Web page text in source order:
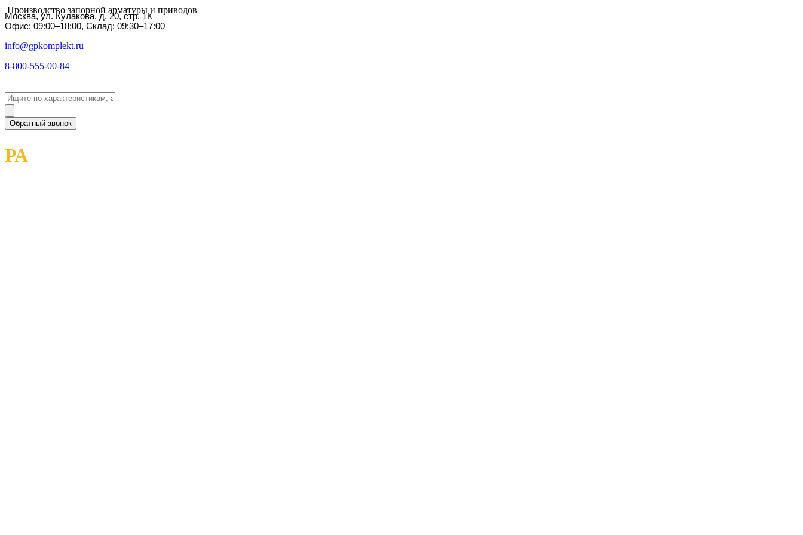
Производство запорной арматуры и приводов
Москва, ул. Кулакова, д. 20, стр. 1К
Офис: 09:00–18:00, Склад: 09:30–17:00
info@gpkomplekt.ru
8-800-555-00-84
Обратный звонок
РА